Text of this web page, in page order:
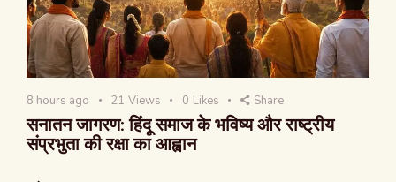
8 hours ago 21 Views 0 Likes Share
सनातन जागरण: हिंदू समाज के भविष्य और राष्ट्रीय
संप्रभुता की रक्षा का आह्वान